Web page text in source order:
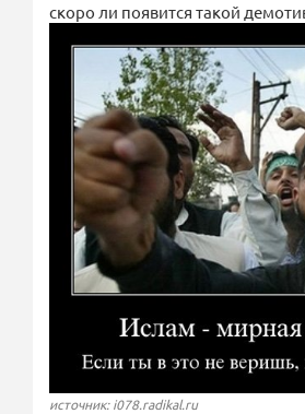
скоро ли появится такой
источник: i078.radikal.ru